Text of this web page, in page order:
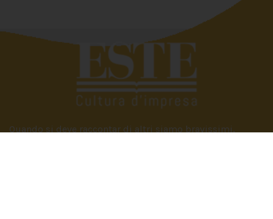
Quando si deve raccontar di altri siamo bravissimi,